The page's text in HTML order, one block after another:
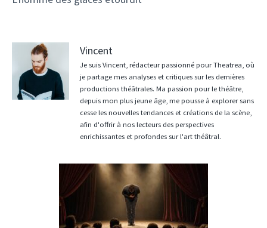
Vincent
Je suis Vincent, rédacteur passionné pour Theatrea, où
je partage mes analyses et critiques sur les dernières
productions théâtrales. Ma passion pour le théâtre,
depuis mon plus jeune âge, me pousse à explorer sans
cesse les nouvelles tendances et créations de la scène,
afin d'offrir à nos lecteurs des perspectives
enrichissantes et profondes sur l'art théâtral.